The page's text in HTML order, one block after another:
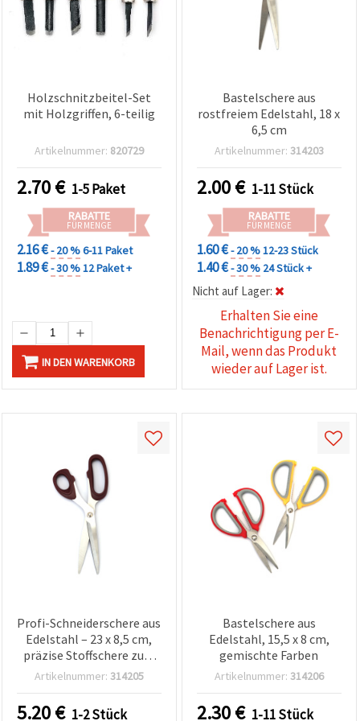
Holzschnitzbeitel-Set
mit Holzgriffen, 6-teilig
Artikelnummer: 820729
2.70€ 1-5 Paket
RABATTE
FÜR MENGE
2.16 €- 20 %6-11 Paket
1.89 €- 30 %12 Paket +
IN DEN WARENKORB
Bastelschere aus
rostfreiem Edelstahl, 18 x
6,5 cm
Artikelnummer: 314203
2.00€ 1-11 Stück
RABATTE
FÜR MENGE
1.60 €- 20 %12-23 Stück
1.40 €- 30 % 24 Stück +
Nicht auf Lager:
Erhalten Sie eine
Benachrichtigung per E-
Mail, wenn das Produkt
wieder auf Lager ist.
Profi-Schneiderschere aus
Edelstahl – 23 x 8,5 cm,
präzise Stoffschere zum
Zuschneiden
Artikelnummer: 314205
5.20€ 1-2 Stück
Bastelschere aus
Edelstahl, 15,5 x 8 cm,
gemischte Farben
Artikelnummer: 314206
2.30€ 1-11 Stück